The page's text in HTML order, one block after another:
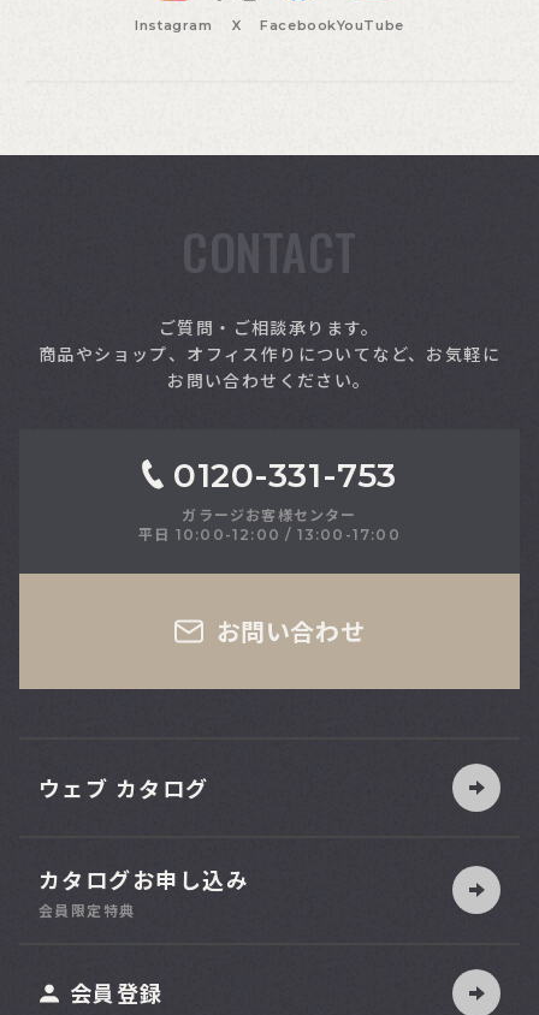
Instagram X FacebookYouTube
CONTACT
ご質問・ご相談承ります。
商品やショップ、オフィス作りについてなど、お気軽に
お問い合わせください。
0120-331-753
ガラージお客様センター
平日 10:00-12:00 / 13:00-17:00
お問い合わせ
ウェブ カタログ
カタログお申し込み
会員限定特典
会員登録